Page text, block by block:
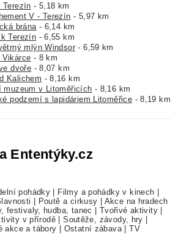
Terezín - 5,18 km
V - Terezín - 5,97 km
brána - 6,14 km
Terezín - 6,55 km
mlýn Windsor - 6,59 km
Vikárce - 8 km
dvoře - 8,07 km
Kalichem - 8,16 km
muzeum v Litoměřicích - 8,16 km
podzemí s lapidáriem Litoměřice - 8,19 km
Ententýky.cz
pohádky Filmy a pohádky v kinech
Poutě a cirkusy
Akce na hradech
festivaly, hudba, tanec Tvořivé aktivity
v přírodě |Soutěže, závody, hry
akce a tábory Ostatní zábava |TV